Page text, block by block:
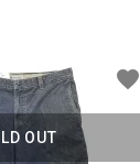
OUT
favorite